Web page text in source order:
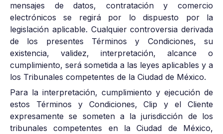
mensajes de datos, contratación y comercio
electrónicos se regirá por lo dispuesto por la
legislación aplicable. Cualquier controversia derivada
de los presentes Términos y Condiciones, su
existencia, validez, interpretación, alcance o
cumplimiento, será sometida a las leyes aplicables y a
los Tribunales competentes de la Ciudad de México.
Para la interpretación, cumplimiento y ejecución de
estos Términos y Condiciones, Clip y el Cliente
expresamente se someten a la jurisdicción de los
tribunales competentes en la Ciudad de México,